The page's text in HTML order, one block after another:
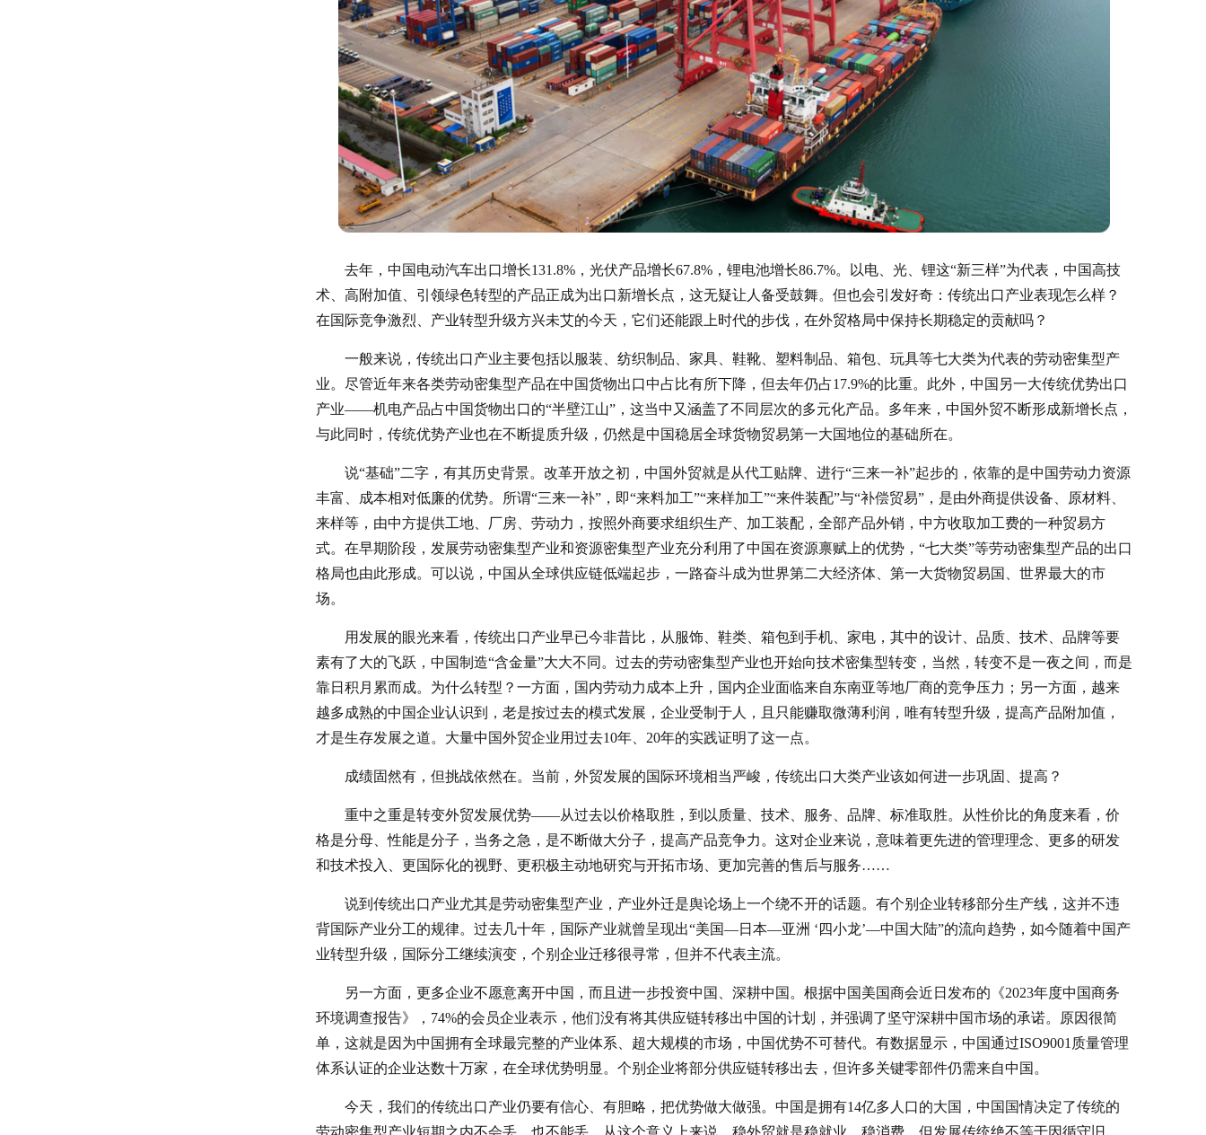
去年，中国电动汽车出口增长131.8%，光伏产品增长67.8%，锂电池增长86.7%。以电、光、锂这“新三样”为代表，中国高技
术、高附加值、引领绿色转型的产品正成为出口新增长点，这无疑让人备受鼓舞。但也会引发好奇：传统出口产业表现怎么样？
在国际竞争激烈、产业转型升级方兴未艾的今天，它们还能跟上时代的步伐，在外贸格局中保持长期稳定的贡献吗？
一般来说，传统出口产业主要包括以服装、纺织制品、家具、鞋靴、塑料制品、箱包、玩具等七大类为代表的劳动密集型产
业。尽管近年来各类劳动密集型产品在中国货物出口中占比有所下降，但去年仍占17.9%的比重。此外，中国另一大传统优势出口
产业——机电产品占中国货物出口的“半壁江山”，这当中又涵盖了不同层次的多元化产品。多年来，中国外贸不断形成新增长点，
与此同时，传统优势产业也在不断提质升级，仍然是中国稳居全球货物贸易第一大国地位的基础所在。
说“基础”二字，有其历史背景。改革开放之初，中国外贸就是从代工贴牌、进行“三来一补”起步的，依靠的是中国劳动力资源
丰富、成本相对低廉的优势。所谓“三来一补”，即“来料加工”“来样加工”“来件装配”与“补偿贸易”，是由外商提供设备、原材料、
来样等，由中方提供工地、厂房、劳动力，按照外商要求组织生产、加工装配，全部产品外销，中方收取加工费的一种贸易方
式。在早期阶段，发展劳动密集型产业和资源密集型产业充分利用了中国在资源禀赋上的优势，“七大类”等劳动密集型产品的出口
格局也由此形成。可以说，中国从全球供应链低端起步，一路奋斗成为世界第二大经济体、第一大货物贸易国、世界最大的市
场。
用发展的眼光来看，传统出口产业早已今非昔比，从服饰、鞋类、箱包到手机、家电，其中的设计、品质、技术、品牌等要
素有了大的飞跃，中国制造“含金量”大大不同。过去的劳动密集型产业也开始向技术密集型转变，当然，转变不是一夜之间，而是
靠日积月累而成。为什么转型？一方面，国内劳动力成本上升，国内企业面临来自东南亚等地厂商的竞争压力；另一方面，越来
越多成熟的中国企业认识到，老是按过去的模式发展，企业受制于人，且只能赚取微薄利润，唯有转型升级，提高产品附加值，
才是生存发展之道。大量中国外贸企业用过去10年、20年的实践证明了这一点。
成绩固然有，但挑战依然在。当前，外贸发展的国际环境相当严峻，传统出口大类产业该如何进一步巩固、提高？
重中之重是转变外贸发展优势——从过去以价格取胜，到以质量、技术、服务、品牌、标准取胜。从性价比的角度来看，价
格是分母、性能是分子，当务之急，是不断做大分子，提高产品竞争力。这对企业来说，意味着更先进的管理理念、更多的研发
和技术投入、更国际化的视野、更积极主动地研究与开拓市场、更加完善的售后与服务……
说到传统出口产业尤其是劳动密集型产业，产业外迁是舆论场上一个绕不开的话题。有个别企业转移部分生产线，这并不违
背国际产业分工的规律。过去几十年，国际产业就曾呈现出“美国—日本—亚洲 ‘四小龙’—中国大陆”的流向趋势，如今随着中国产
业转型升级，国际分工继续演变，个别企业迁移很寻常，但并不代表主流。
另一方面，更多企业不愿意离开中国，而且进一步投资中国、深耕中国。根据中国美国商会近日发布的《2023年度中国商务
环境调查报告》，74%的会员企业表示，他们没有将其供应链转移出中国的计划，并强调了坚守深耕中国市场的承诺。原因很简
单，这就是因为中国拥有全球最完整的产业体系、超大规模的市场，中国优势不可替代。有数据显示，中国通过ISO9001质量管理
体系认证的企业达数十万家，在全球优势明显。个别企业将部分供应链转移出去，但许多关键零部件仍需来自中国。
今天，我们的传统出口产业仍要有信心、有胆略，把优势做大做强。中国是拥有14亿多人口的大国，中国国情决定了传统的
劳动密集型产业短期之内不会丢，也不能丢。从这个意义上来说，稳外贸就是稳就业、稳消费。但发展传统绝不等于因循守旧，